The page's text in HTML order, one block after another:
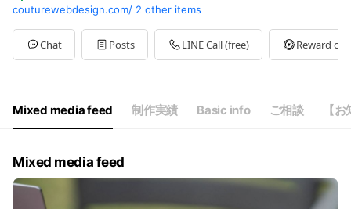
SunClosed
MonClosed
Tue13:00 - 18:00
Wed13:00 - 18:00
Sat
13:00 - 18:00
日曜祝日・月曜日はお休みとさせていただきます。
couturewebdesign.com/ 2 other items
Chat Posts LINE Call (free) Reward
Mixed media feed 制作実績 Basic info ご相談 【
Mixed media feed